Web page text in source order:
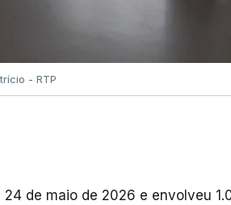
- RTP
de maio de 2026 e envolveu